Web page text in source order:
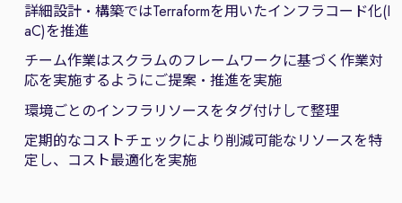
詳細設計・構築ではTerraformを用いたインフラコード化(I
aC)を推進
チーム作業はスクラムのフレームワークに基づく作業対
応を実施するようにご提案・推進を実施
環境ごとのインフラリソースをタグ付けして整理
定期的なコストチェックにより削減可能なリソースを特
定し、コスト最適化を実施